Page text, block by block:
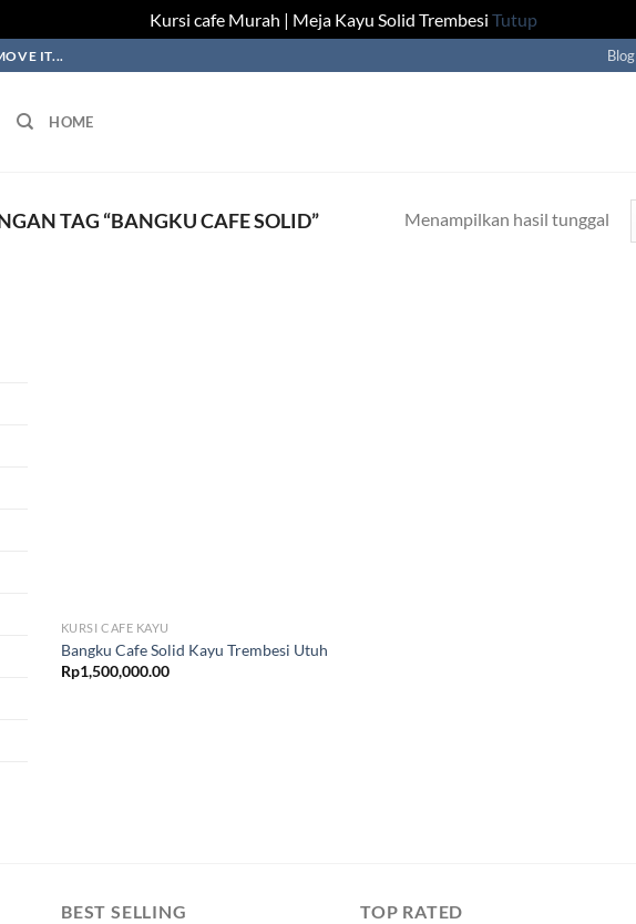
Kursi cafe Murah | Meja Kayu Solid Trembesi Tutup
IT... Blog
HOME
TAG “BANGKU CAFE SOLID” Menampilkan hasil tunggal
KURSI CAFE KAYU
Bangku Cafe Solid Kayu Trembesi Utuh
Rp1,500,000.00
BEST SELLING TOP RATED